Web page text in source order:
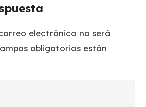
electrónico no será
obligatorios están